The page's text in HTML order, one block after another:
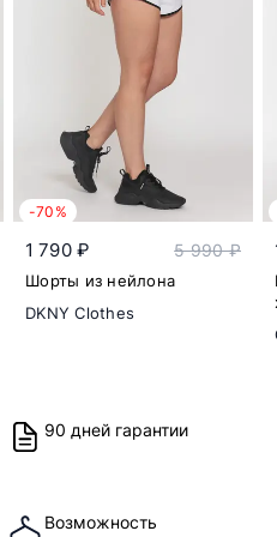
-70%
1 790 ₽ 5 990 ₽
Шорты из нейлона
DKNY Clothes
90 дней гарантии
Возможность